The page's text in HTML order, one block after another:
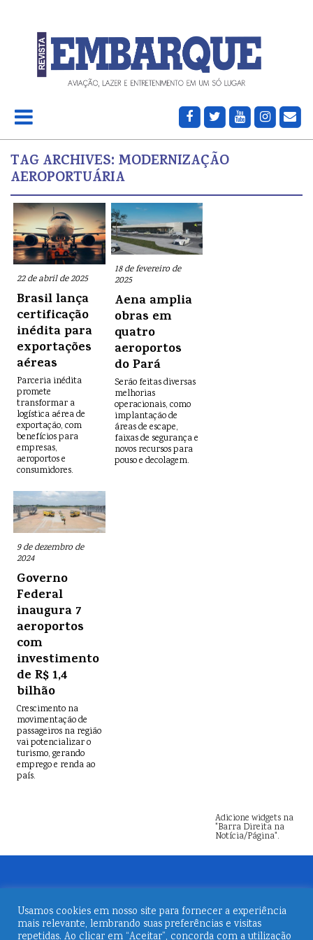
TAG ARCHIVES: MODERNIZAÇÃO
AEROPORTUÁRIA
22 de abril de 2025
Brasil lança
certificação
inédita para
exportações
aéreas
Parceria inédita
promete
transformar a
logística aérea de
exportação, com
benefícios para
empresas,
aeroportos e
consumidores.
18 de fevereiro de
2025
Aena amplia
obras em
quatro
aeroportos
do Pará
Serão feitas diversas
melhorias
operacionais, como
implantação de
áreas de escape,
faixas de segurança e
novos recursos para
pouso e decolagem.
9 de dezembro de
2024
Governo
Federal
inaugura 7
aeroportos
com
investimento
de R$ 1,4
bilhão
Crescimento na
movimentação de
passageiros na região
vai potencializar o
turismo, gerando
emprego e renda ao
país.
Adicione widgets na
"Barra Direita na
Notícia/Página".
Usamos cookies em nosso site para fornecer a experiência
mais relevante, lembrando suas preferências e visitas
repetidas. Ao clicar em “Aceitar”, concorda com a utilização